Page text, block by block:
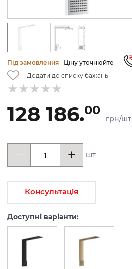
Під замовлення
Ціну уточнюйте
Додати до списку бажань
128 186.00
грн/шт
шт
Консультація
Доступні варіанти: